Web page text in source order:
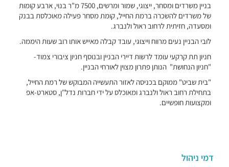
בניין משרדים ומסחר, ייצוגי, שמור ומרשים, 7500 מ"ר בנוי, ארבע קומות
של משרדים להשכרה ברמת החייל, קומת מסחר פעילה מאוכלסת בבנק
ומסעדה, חזיתית לרחוב ראול ולנברג.
לובי הבניין נעים מרווח וייצוגי, עובד קבלה מאייש אותו רוב שעות היממה.
חניון תת קרקעי עומד לרשות דיירי הבניין ובנוסף חניון ציבורי צמוד-
"חניון הנחושת" הנותן פתרון מצוין לאורחי הבניין.
"בית שביט" ממוקם בכניסה לאזור התעשייה המבוקש של רמת החייל,
בתחילת רחוב ראול ולנברג ומאוכלס על ידי חברות נדל"ן, סטארט-אפ
ומקצועות חופשיים.
דמי ניהול